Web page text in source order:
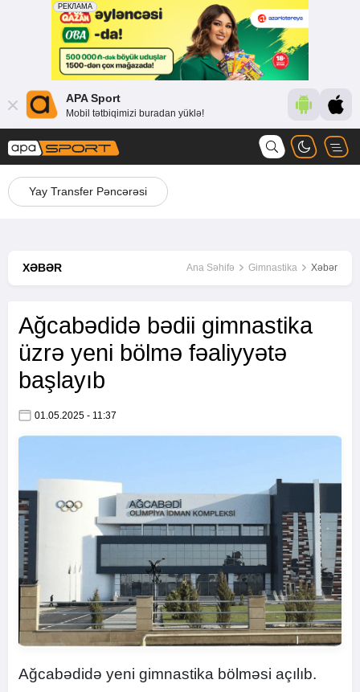
APA Sport
Mobil tətbiqimizi buradan yüklə!
Yay Transfer Pəncərəsi
XƏBƏR Ana Səhifə Gimnastika Xəbər
Ağcabədidə bədii gimnastika
üzrə yeni bölmə fəaliyyətə
başlayıb
01.05.2025 - 11:37
Ağcabədidə yeni gimnastika bölməsi açılıb.